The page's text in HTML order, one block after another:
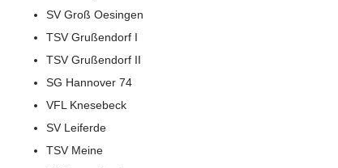
SV Groß Oesingen
TSV Grußendorf I
TSV Grußendorf II
SG Hannover 74
VFL Knesebeck
SV Leiferde
TSV Meine